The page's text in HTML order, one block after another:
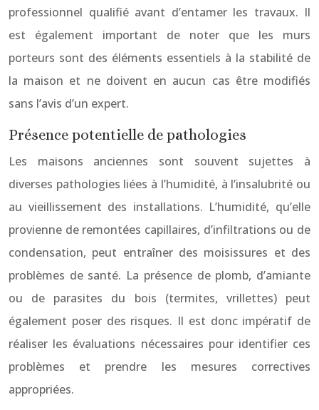
professionnel qualifié avant d’entamer les travaux. Il
est également important de noter que les murs
porteurs sont des éléments essentiels à la stabilité de
la maison et ne doivent en aucun cas être modifiés
sans l’avis d’un expert.
Présence potentielle de pathologies
Les maisons anciennes sont souvent sujettes à
diverses pathologies liées à l’humidité, à l’insalubrité ou
au vieillissement des installations. L’humidité, qu’elle
provienne de remontées capillaires, d’infiltrations ou de
condensation, peut entraîner des moisissures et des
problèmes de santé. La présence de plomb, d’amiante
ou de parasites du bois (termites, vrillettes) peut
également poser des risques. Il est donc impératif de
réaliser les évaluations nécessaires pour identifier ces
problèmes et prendre les mesures correctives
appropriées.